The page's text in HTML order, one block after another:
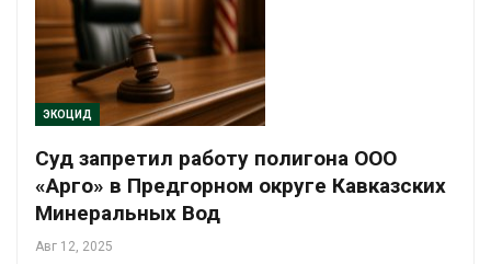
ЭКОЦИД
Суд запретил работу полигона ООО
«Арго» в Предгорном округе Кавказских
Минеральных Вод
Авг 12, 2025